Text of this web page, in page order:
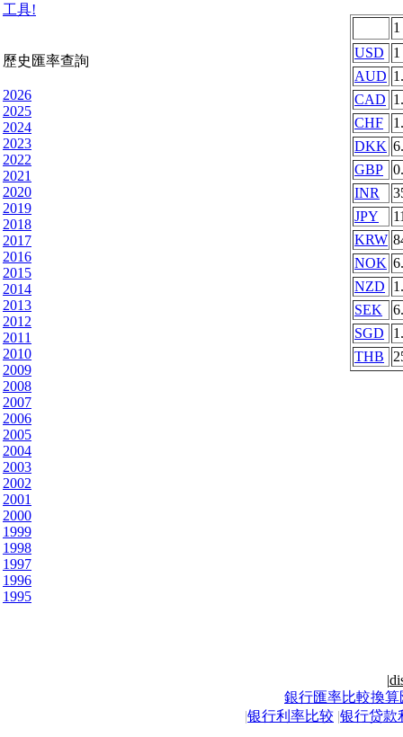
工具!
歷史匯率查詢
2026
2025
2024
2023
2022
2021
2020
2019
2018
2017
2016
2015
2014
2013
2012
2011
2010
2009
2008
2007
2006
2005
2004
2003
2002
2001
2000
1999
1998
1997
1996
1995
1
USD
1
AUD
CAD
CHF
DKK
GBP
INR
JPY
KRW
NOK
NZD
SEK
SGD
THB
|
銀行匯率比較換算
|银行利率比较 |银行贷款